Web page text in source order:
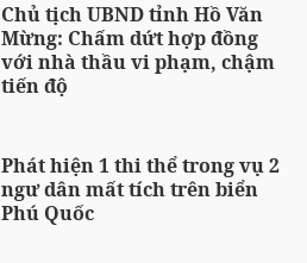
Chủ tịch UBND tỉnh Hồ Văn
Mừng: Chấm dứt hợp đồng
với nhà thầu vi phạm, chậm
tiến độ
Phát hiện 1 thi thể trong vụ 2
ngư dân mất tích trên biển
Phú Quốc